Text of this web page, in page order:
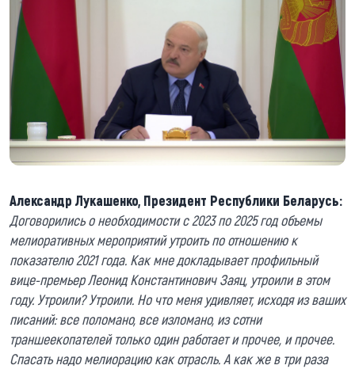
Александр Лукашенко, Президент Республики Беларусь:
Договорились о необходимости с 2023 по 2025 год объемы
мелиоративных мероприятий утроить по отношению к
показателю 2021 года. Как мне докладывает профильный
вице-премьер Леонид Константинович Заяц, утроили в этом
году. Утроили? Утроили. Но что меня удивляет, исходя из ваших
писаний: все поломано, все изломано, из сотни
траншеекопателей только один работает и прочее, и прочее.
Спасать надо мелиорацию как отрасль. А как же в три раза